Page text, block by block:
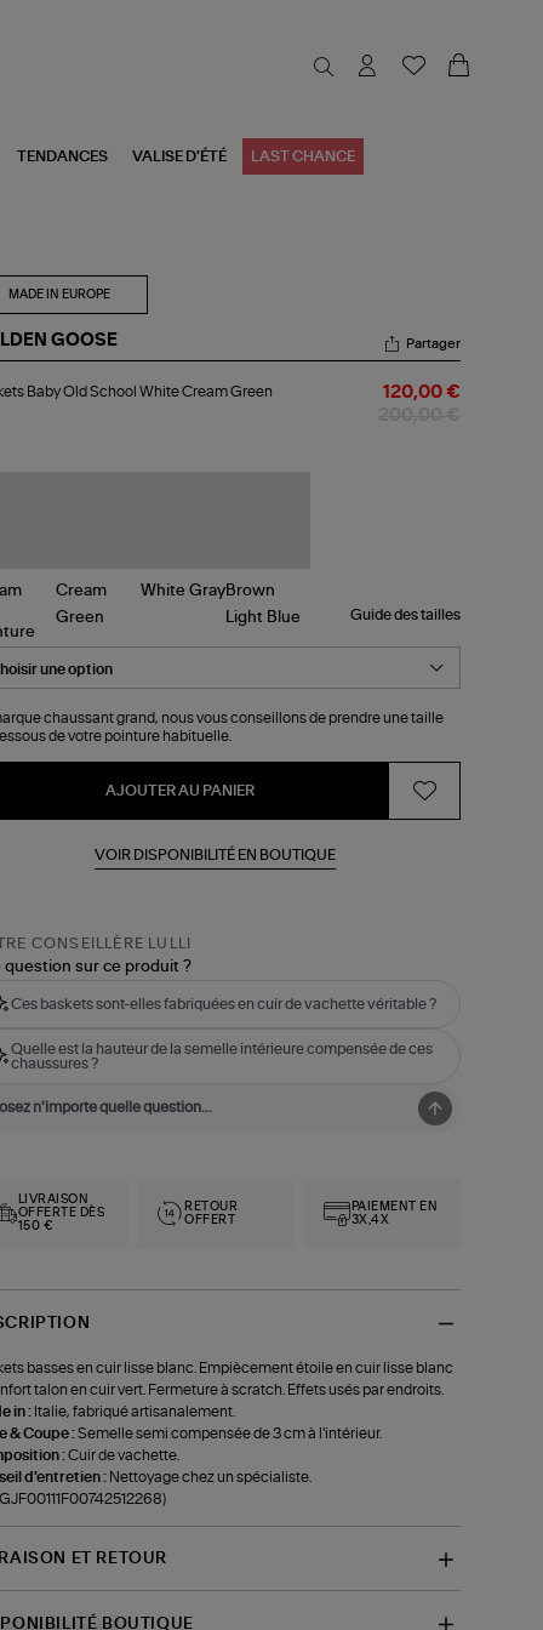
TENDANCES VALISE D'ÉTÉ LAST CHANCE
MADE IN EUROPE
GOOSE Partager
Baby Old School White Cream Green 120,00 €
Guide des tailles
chaussant grand, nous vous conseillons de prendre une taille
de votre pointure habituelle.
AJOUTER AU PANIER
VOIR DISPONIBILITÉ EN BOUTIQUE
CONSEILLÈRE LULLI
question sur ce produit ?
Ces baskets sont-elles fabriquées en cuir de vachette véritable ?
Quelle est la hauteur de la semelle intérieure compensée de ces
chaussures ?
LIVRAISON
OFFERTE DÈS
150 €
RETOUR
OFFERT
PAIEMENT EN
3X,4X
basses en cuir lisse blanc. Empiècement étoile en cuir lisse blanc
talon en cuir vert. Fermeture à scratch. Effets usés par endroits.
in : Italie, fabriqué artisanalement.
& Coupe :Semelle semi compensée de 3 cm à l'intérieur.
:Cuir de vachette.
d'entretien : Nettoyage chez un spécialiste.
ET RETOUR
BOUTIQUE